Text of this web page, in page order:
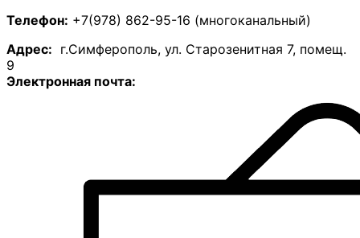
Телефон: +7(978) 862-95-16 (многоканальный)
Адрес: г.Симферополь, ул. Старозенитная 7, помещ.
9
Электронная почта: